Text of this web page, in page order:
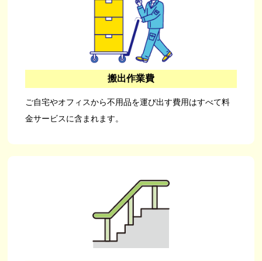
搬出作業費
ご自宅やオフィスから不用品を運び出す費用はすべて料
金サービスに含まれます。